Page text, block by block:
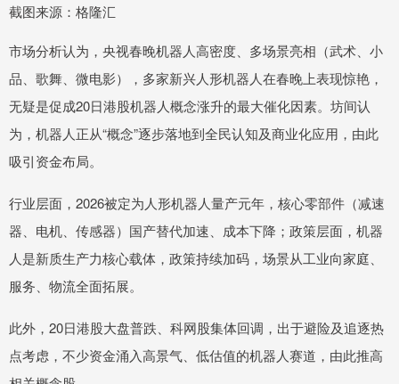
截图来源：格隆汇
市场分析认为，央视春晚机器人高密度、多场景亮相（武术、小
品、歌舞、微电影），多家新兴人形机器人在春晚上表现惊艳，
无疑是促成20日港股机器人概念涨升的最大催化因素。坊间认
为，机器人正从“概念”逐步落地到全民认知及商业化应用，由此
吸引资金布局。
行业层面，2026被定为人形机器人量产元年，核心零部件（减速
器、电机、传感器）国产替代加速、成本下降；政策层面，机器
人是新质生产力核心载体，政策持续加码，场景从工业向家庭、
服务、物流全面拓展。
此外，20日港股大盘普跌、科网股集体回调，出于避险及追逐热
点考虑，不少资金涌入高景气、低估值的机器人赛道，由此推高